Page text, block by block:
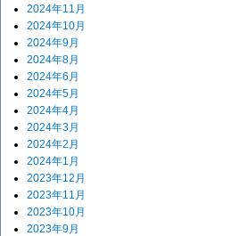
2024年11月
2024年10月
2024年9月
2024年8月
2024年6月
2024年5月
2024年4月
2024年3月
2024年2月
2024年1月
2023年12月
2023年11月
2023年10月
2023年9月